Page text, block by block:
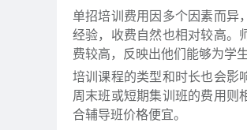
单招培训费用因多个因素而异
经验，收费自然也相对较高。
费较高，反映出他们能够为学
培训课程的类型和时长也会影
周末班或短期集训班的费用则
合辅导班价格便宜。